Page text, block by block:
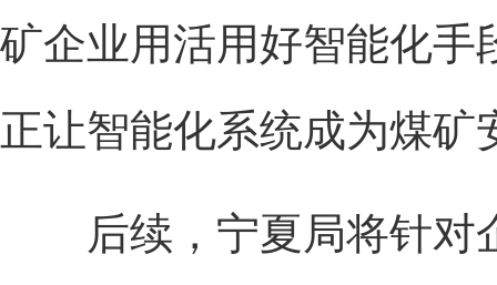
矿企业用活用好智能化手
正让智能化系统成为煤矿
后续，宁夏局将针对